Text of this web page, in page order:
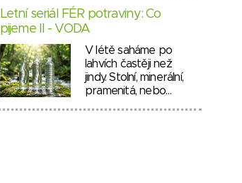
Letní seriál FÉR potraviny: Co
pijeme II - VODA
V létě saháme po
lahvích častěji než
jindy. Stolní, minerální,
pramenitá, nebo…